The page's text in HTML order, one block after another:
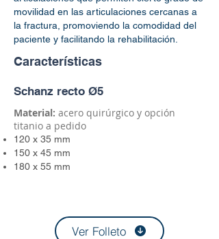
movilidad en las articulaciones cercanas a
la fractura, promoviendo la comodidad del
paciente y facilitando la rehabilitación.
Características
Schanz recto Ø5
​Material: acero quirúrgico y opción
titanio a pedido
120 x 35 mm
150 x 45 mm
180 x 55 mm
Ver Folleto